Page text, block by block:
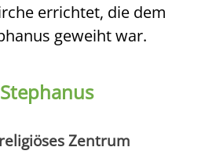
errichtet, die dem
geweiht war.
Zentrum